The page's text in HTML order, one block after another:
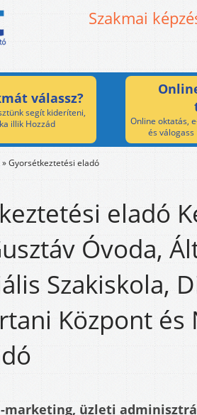
Szakmai
válassz?
segít kideríteni,
illik Hozzád
Online oktatás,
és
»Gyorsétkeztetési eladó
eladó
Óvoda,
Szakiskola,
Központ és
marketing, üzleti